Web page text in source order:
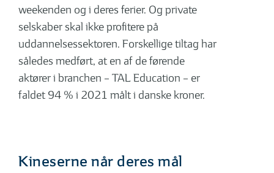
weekenden og i deres ferier. Og private
selskaber skal ikke profitere på
uddannelsessektoren. Forskellige tiltag har
således medført, at en af de førende
aktører i branchen – TAL Education – er
faldet 94 % i 2021 målt i danske kroner.
Kineserne når deres mål